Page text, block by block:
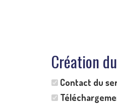
Création
Contact du